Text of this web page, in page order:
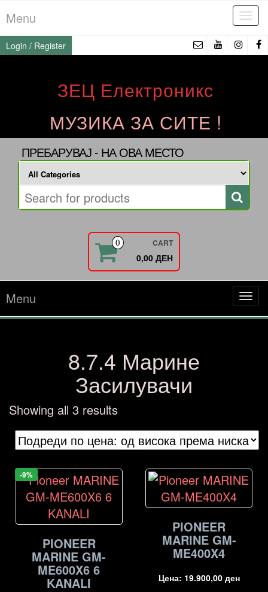
to
the
content
Menu
Login / Register
ЗЕЦ Електроникс
МУЗИКА ЗА СИТЕ !
ПРЕБАРУВАЈ - НА ОВА МЕСТО
0 CART
0,00 ДЕН
Menu
8.7.4 Марине
Засилувачи
Showing all 3 resultsSorted
by
price:
to
-9%
PIONEER
MARINE GM-
ME600X6 6
KANALI
PIONEER
MARINE GM-
ME400X4
Цена: 19.900,00 ден